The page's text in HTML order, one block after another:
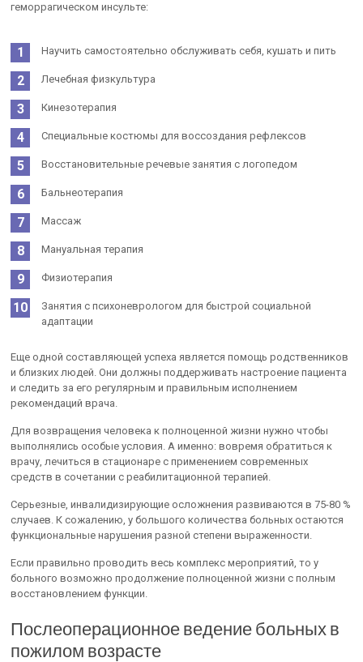
геморрагическом инсульте:
Научить самостоятельно обслуживать себя, кушать и пить
Лечебная физкультура
Кинезотерапия
Специальные костюмы для воссоздания рефлексов
Восстановительные речевые занятия с логопедом
Бальнеотерапия
Массаж
Мануальная терапия
Физиотерапия
Занятия с психоневрологом для быстрой социальной
адаптации
Еще одной составляющей успеха является помощь родственников
и близких людей. Они должны поддерживать настроение пациента
и следить за его регулярным и правильным исполнением
рекомендаций врача.
Для возвращения человека к полноценной жизни нужно чтобы
выполнялись особые условия. А именно: вовремя обратиться к
врачу, лечиться в стационаре с применением современных
средств в сочетании с реабилитационной терапией.
Серьезные, инвалидизирующие осложнения развиваются в 75-80 %
случаев. К сожалению, у большого количества больных остаются
функциональные нарушения разной степени выраженности.
Если правильно проводить весь комплекс мероприятий, то у
больного возможно продолжение полноценной жизни с полным
восстановлением функции.
Послеоперационное ведение больных в
пожилом возрасте